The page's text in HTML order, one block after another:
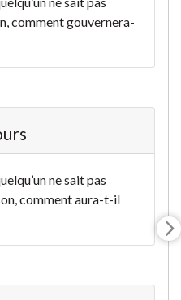
comment gouvernera-
ne sait pas
comment aura-t-il